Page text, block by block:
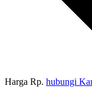
Harga Rp. hubungi